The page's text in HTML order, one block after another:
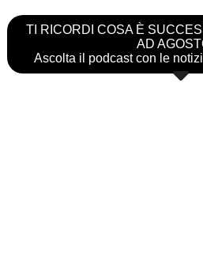
TI RICORDI COSA È
AD
Ascolta il podcast con le